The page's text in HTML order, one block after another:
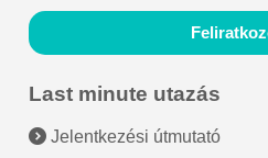
Last minute utazás
Jelentkezési útmutató